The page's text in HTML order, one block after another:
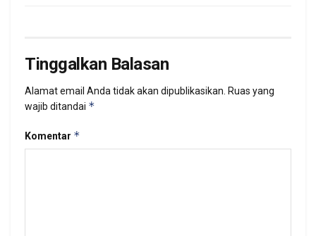
Tinggalkan Balasan
Alamat email Anda tidak akan dipublikasikan. Ruas yang
wajib ditandai *
Komentar *